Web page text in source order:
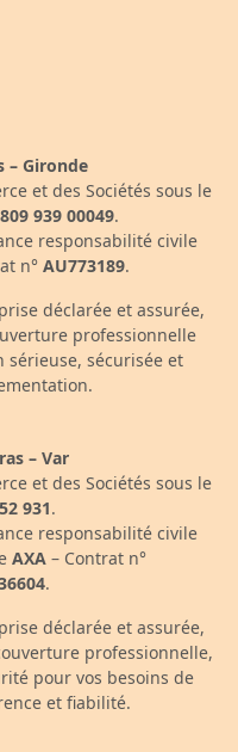
– Gironde
et des Sociétés sous le
939 00049.
responsabilité civile
n° AU773189.
déclarée et assurée,
professionnelle
sécurisée et
– Var
et des Sociétés sous le
931.
responsabilité civile
AXA– Contrat n°
.
déclarée et assurée,
professionnelle,
pour vos besoins de
et fiabilité.